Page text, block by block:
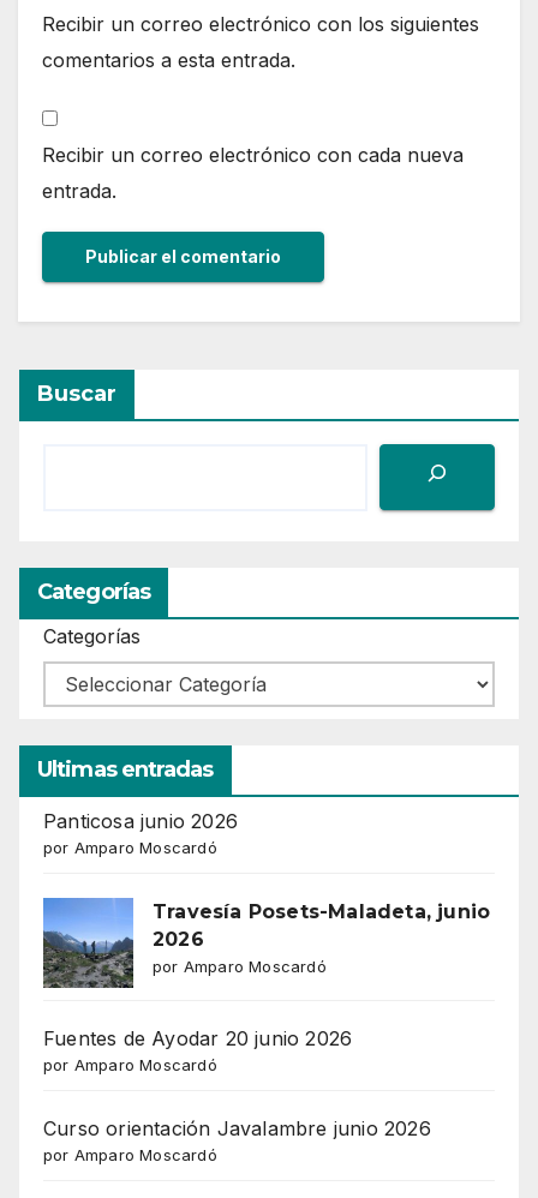
Recibir un correo electrónico con los siguientes
comentarios a esta entrada.
Recibir un correo electrónico con cada nueva
entrada.
Buscar
Categorías
Categorías
Ultimas entradas
Panticosa junio 2026
por Amparo Moscardó
Travesía Posets-Maladeta, junio
2026
por Amparo Moscardó
Fuentes de Ayodar 20 junio 2026
por Amparo Moscardó
Curso orientación Javalambre junio 2026
por Amparo Moscardó